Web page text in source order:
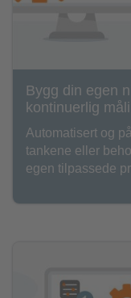
Bygg din egen
kontinuerlig
Automatisert og
tankene eller
egen tilpassede